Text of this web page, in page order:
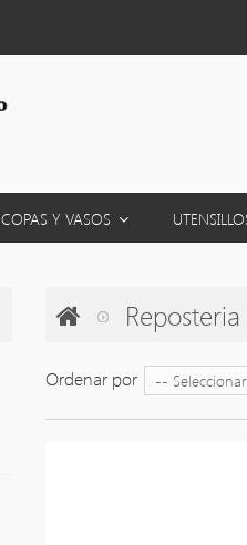
COPAS Y VASOS
Reposteria
Ordenar por